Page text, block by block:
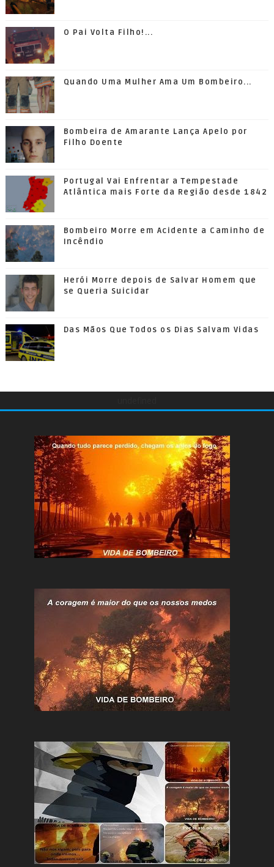
O Pai Volta Filho!...
Quando Uma Mulher Ama Um Bombeiro...
Bombeira de Amarante Lança Apelo por
Filho Doente
Portugal Vai Enfrentar a Tempestade
Atlântica mais Forte da Região desde 1842
Bombeiro Morre em Acidente a Caminho de
Incêndio
Herói Morre depois de Salvar Homem que
se Queria Suicidar
Das Mãos Que Todos os Dias Salvam Vidas